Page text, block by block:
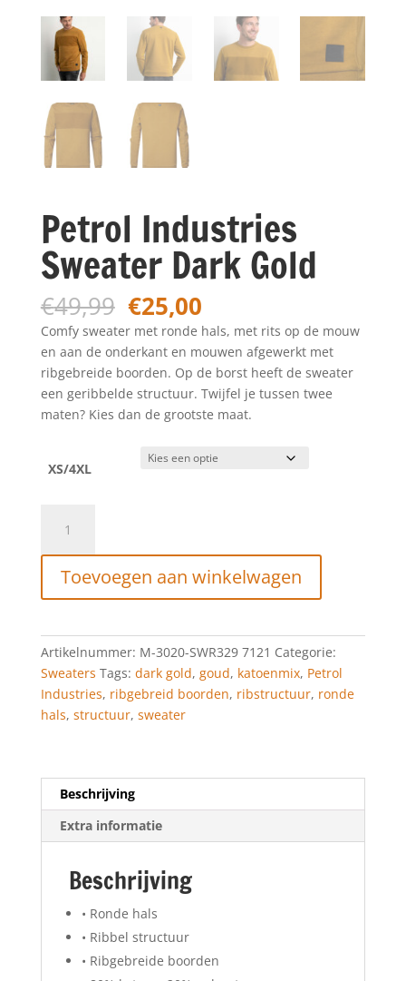
Petrol Industries
Sweater Dark Gold
€49,99 Oorspronkelijke
prijs
was:
€49,99.
€25,00Huidige
prijs
is:
€25,00.
Comfy sweater met ronde hals, met rits op de mouw
en aan de onderkant en mouwen afgewerkt met
ribgebreide boorden. Op de borst heeft de sweater
een geribbelde structuur. Twijfel je tussen twee
maten? Kies dan de grootste maat.
XS/4XL
Industries
Sweater
Dark
Gold
Toevoegen aan winkelwagen
Artikelnummer: M-3020-SWR329 7121 Categorie:
Sweaters Tags: dark gold, goud, katoenmix, Petrol
Industries, ribgebreid boorden, ribstructuur, ronde
hals, structuur, sweater
Beschrijving
Extra informatie
Beschrijving
• Ronde hals
• Ribbel structuur
• Ribgebreide boorden